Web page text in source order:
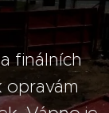
finálních
opravám